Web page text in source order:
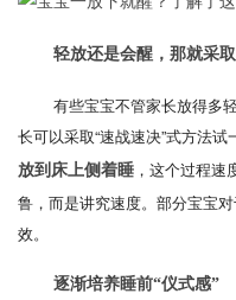
轻放还是会醒，那就采
有些宝宝不管家长放得多
长可以采取“速战速决”式方法试
放到床上侧着睡 ，这个过程速
鲁，而是讲究速度。部分宝宝
效。
逐渐培养睡前“仪式感”